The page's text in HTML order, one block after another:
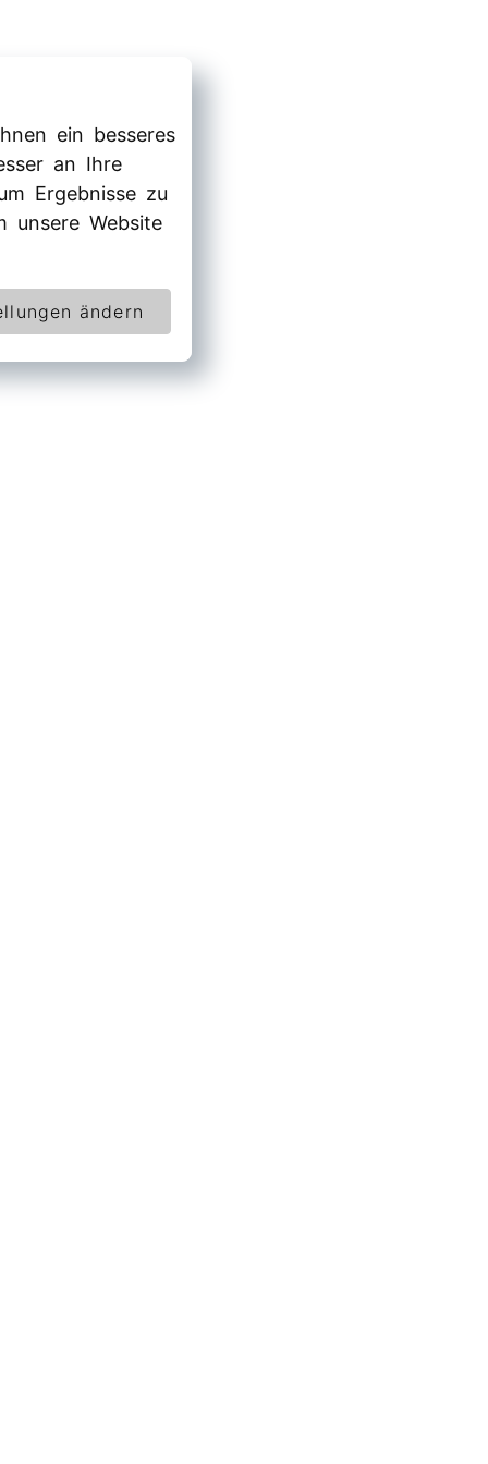
ein besseres
an Ihre
Ergebnisse zu
unsere Website
ändern